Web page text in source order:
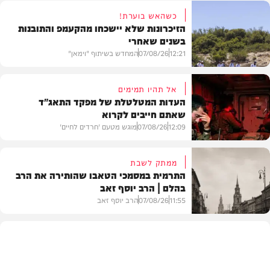
וידאו
כשהאש בוערת!
הזיכרונות שלא יישכחו מהקעמפ והתובנות
בשנים שאחרי
12:21
07/08/26המחדש בשיתוף "וימאן"
דעות
אל תהיו תמימים
העדות המטלטלת של מפקד התאג"ד
שאתם חייבים לקרוא
12:09
07/08/26מוגש מטעם 'חרדים לחיים'
ממתק לשבת
התרמית במסמכי הטאבו שהותירה את הרב
בהלם | הרב יוסף זאב
11:55
07/08/26הרב יוסף זאב